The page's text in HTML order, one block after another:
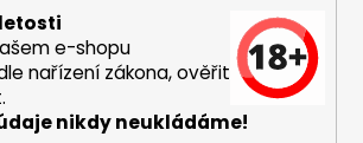
e-shopu
nařízení zákona, ověřit
nikdy neukládáme!